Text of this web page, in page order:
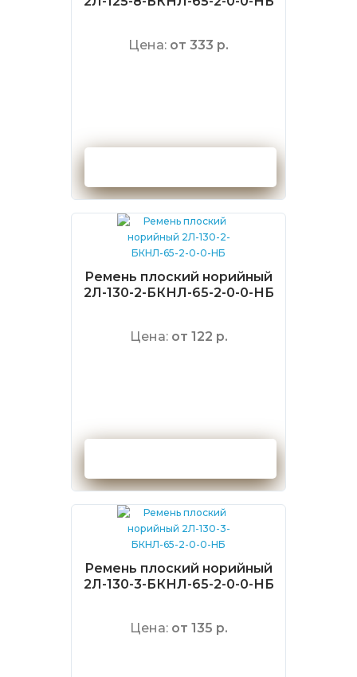
Цена: от 333 р.
Ремень плоский норийный
2Л-130-2-БКНЛ-65-2-0-0-НБ
Цена: от 122 р.
Ремень плоский норийный
2Л-130-3-БКНЛ-65-2-0-0-НБ
Цена: от 135 р.